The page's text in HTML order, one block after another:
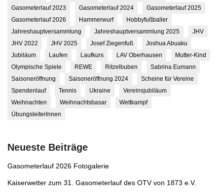
Gasometerlauf 2023
Gasometerlauf 2024
Gasometerlauf 2025
Gasometerlauf 2026
Hammerwurf
Hobbyfußballer
Jahreshauptversammlung
Jahreshauptversammlung 2025
JHV
JHV 2022
JHV 2025 Josef Ziegenfuß
Joshua Abuaku
Jubiläum
Laufen Laufkurs LAV Oberhausen
Mutter-Kind
Olympische Spiele
REWE Ritzelbuben
Sabrina Eumann
Saisoneröffnung
Saisoneröffnung 2024
Scheine für Vereine
Spendenlauf
Tennis Ukraine
Vereinsjubiläum
Weihnachten
Weihnachtsbasar
Wettkampf
ÜbungsleiterInnen
Neueste Beiträge
Gasometerlauf 2026 Fotogalerie
Kaiserwetter zum 31. Gasometerlauf des OTV von 1873 e.V.